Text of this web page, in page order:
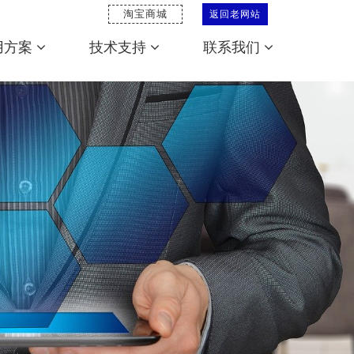
方案 技术支持 联系我们
淘宝商城 返回老网站